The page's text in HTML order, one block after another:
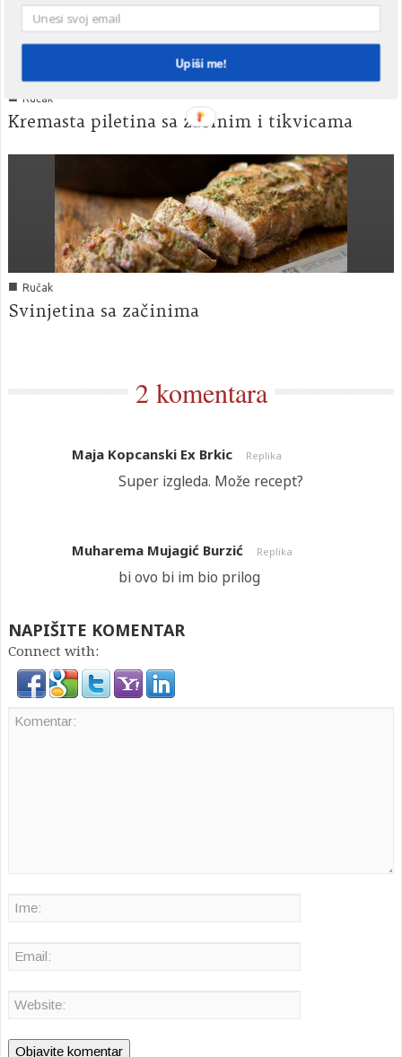
■ Ručak
Kremasta piletina sa začinim i tikvicama
■ Ručak
Svinjetina sa začinima
2 komentara
Maja Kopcanski Ex Brkic Replika
Super izgleda. Može recept?
Muharema Mujagić Burzić Replika
bi ovo bi im bio prilog
NAPIŠITE KOMENTAR
Connect with:
Upiši me!